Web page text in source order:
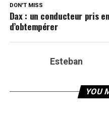
DON'T MISS
Dax : un conducteur pris
d’obtempérer
Esteban
YOU